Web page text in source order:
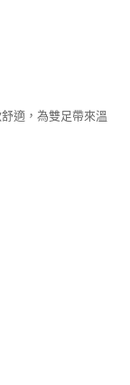
適，為雙足帶來溫